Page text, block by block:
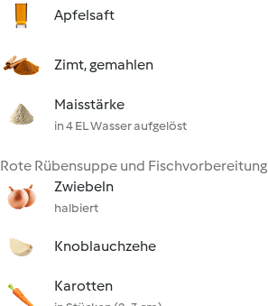
Apfelsaft
Zimt, gemahlen
Maisstärke
in 4 EL Wasser aufgelöst
Rote Rübensuppe und Fischvorbereitung
Zwiebeln
halbiert
Knoblauchzehe
Karotten